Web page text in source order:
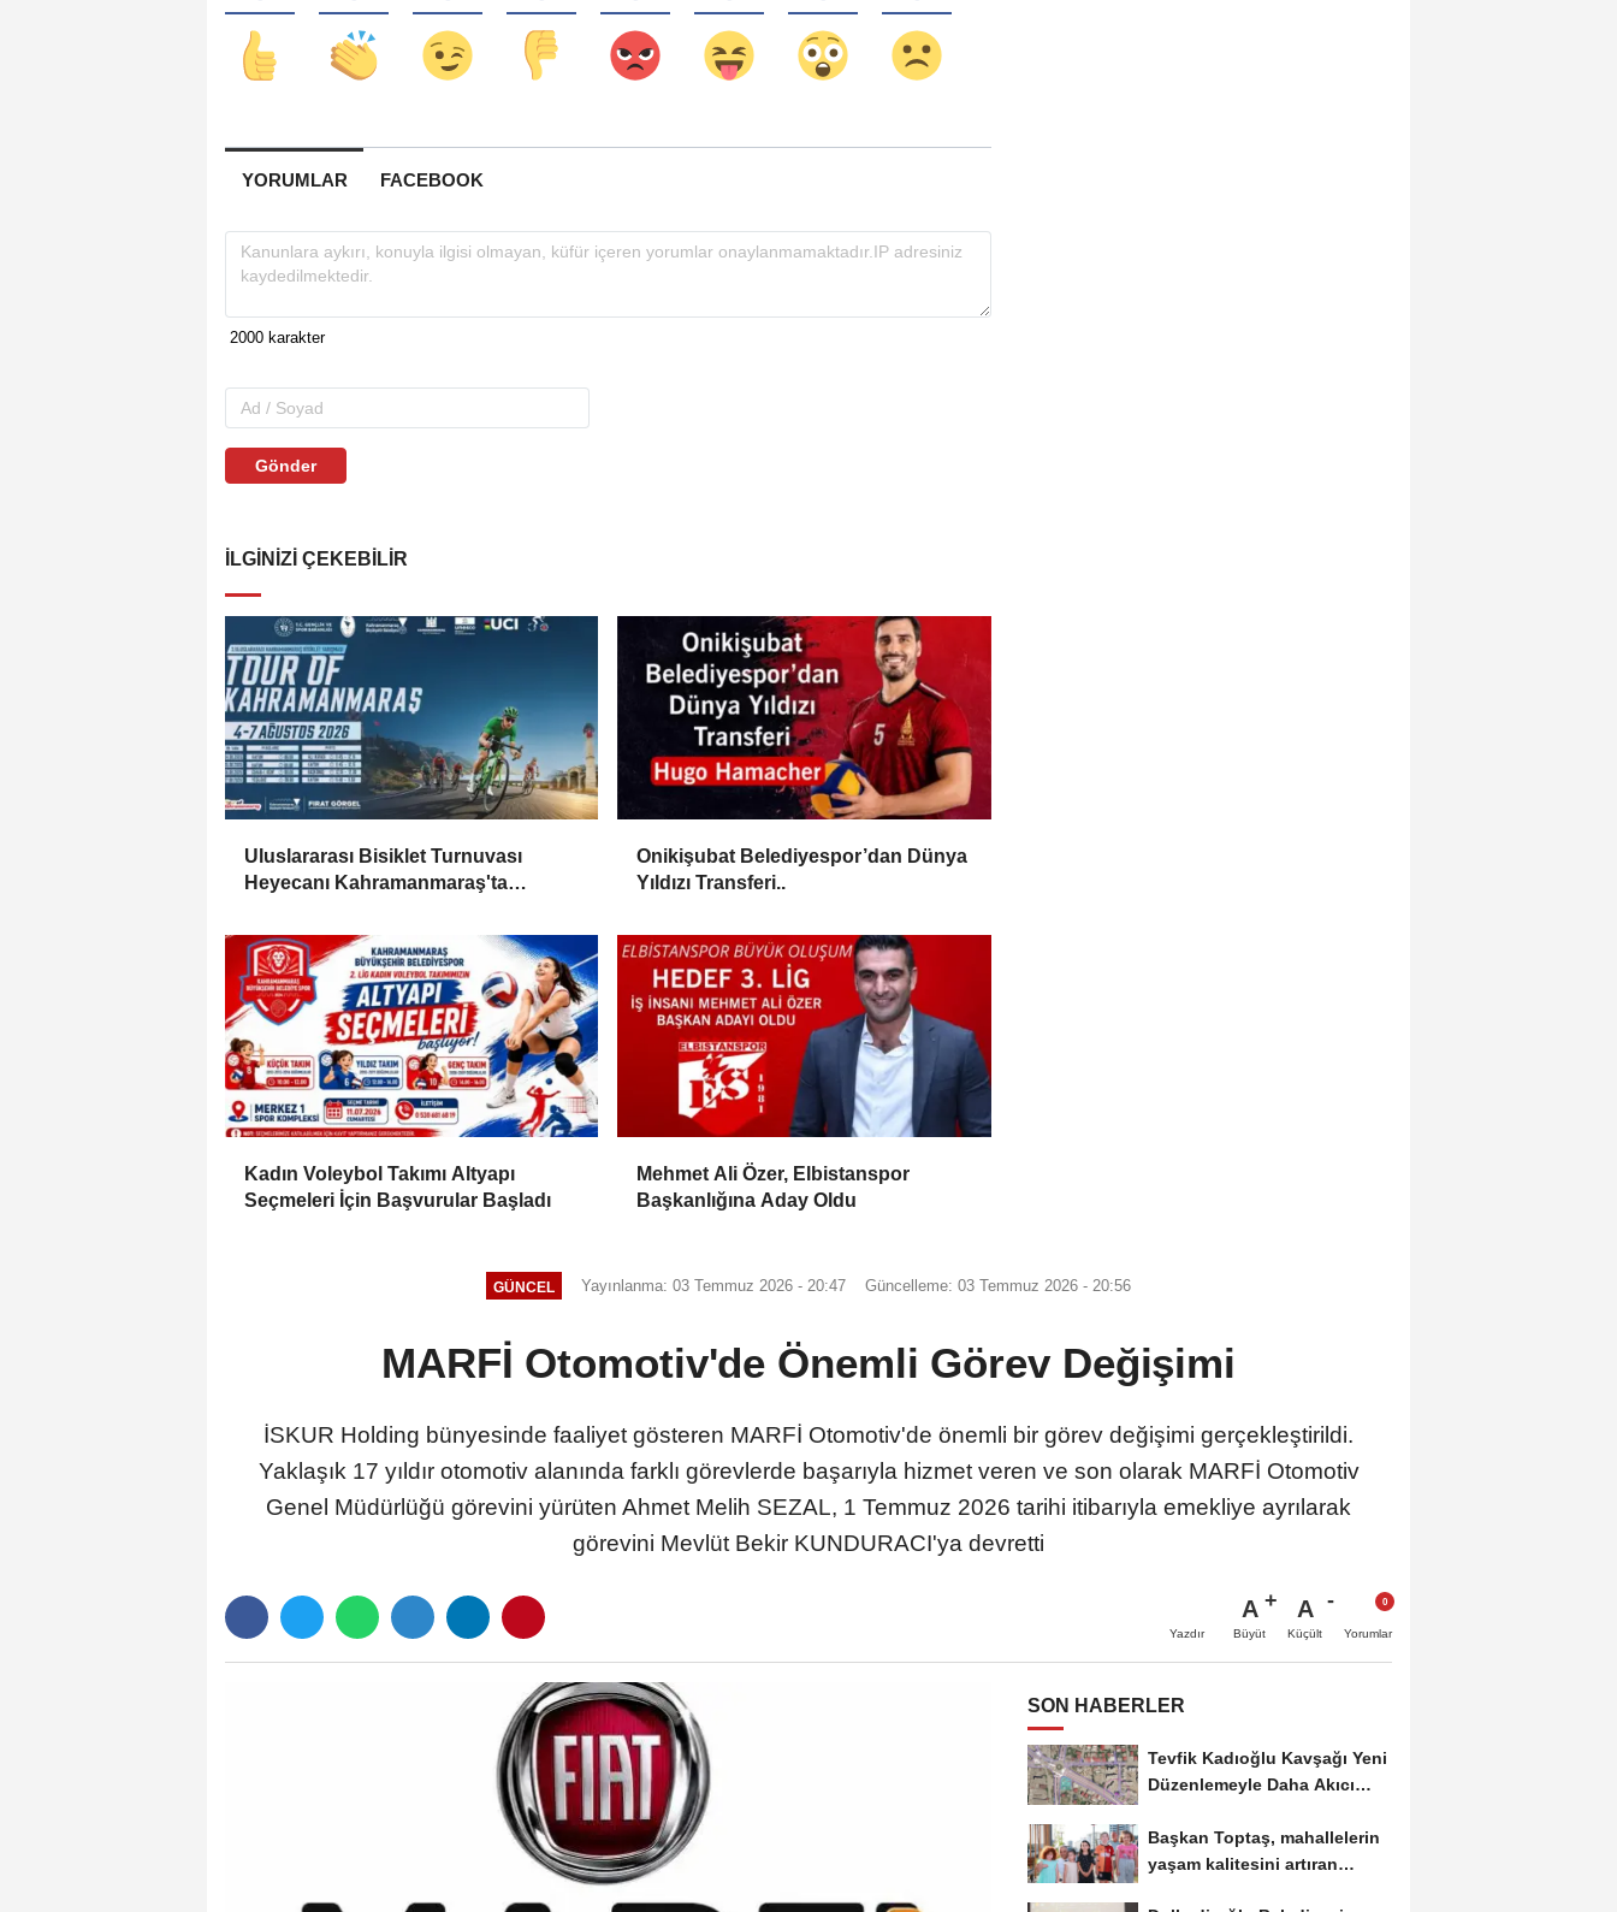
YORUMLAR FACEBOOK
Gönder
İLGINIZI ÇEKEBILIR
Uluslararası Bisiklet Turnuvası
Heyecanı Kahramanmaraş'ta
Onikişubat Belediyespor’dan Dünya
Yıldızı Transferi..
Kadın Voleybol Takımı Altyapı
Seçmeleri İçin Başvurular Başladı
Mehmet Ali Özer, Elbistanspor
Başkanlığına Aday Oldu
GÜNCEL Yayınlanma: 03 Temmuz 2026 - 20:47 Güncelleme: 03 Temmuz 2026 - 20:56
MARFİ Otomotiv'de Önemli Görev Değişimi
İSKUR Holding bünyesinde faaliyet gösteren MARFİ Otomotiv'de önemli bir görev değişimi gerçekleştirildi.
Yaklaşık 17 yıldır otomotiv alanında farklı görevlerde başarıyla hizmet veren ve son olarak MARFİ Otomotiv
Genel Müdürlüğü görevini yürüten Ahmet Melih SEZAL, 1 Temmuz 2026 tarihi itibarıyla emekliye ayrılarak
görevini Mevlüt Bekir KUNDURACI'ya devretti
Yazdır
A
Büyüt
A
Küçült Yorumlar
SON HABERLER
Tevfik Kadıoğlu Kavşağı Yeni
Düzenlemeyle Daha Akıcı
Başkan Toptaş, mahallelerin
yaşam kalitesini artıran